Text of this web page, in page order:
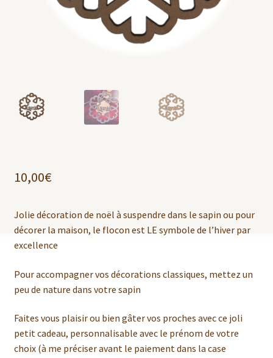
10,00€
Jolie décoration de noël à suspendre dans le sapin ou pour
décorer la maison, le flocon est LE symbole de l’hiver par
excellence
Pour accompagner vos décorations classiques, mettez un
peu de nature dans votre sapin
Faites vous plaisir ou bien gâter vos proches avec ce joli
petit cadeau, personnalisable avec le prénom de votre
choix (à me préciser avant le paiement dans la case